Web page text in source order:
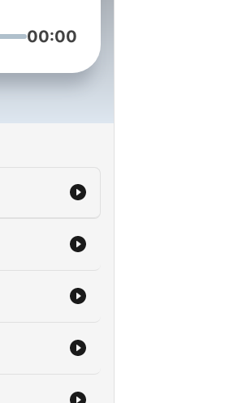
kasih
channel/UC10ypqnI-
00:00